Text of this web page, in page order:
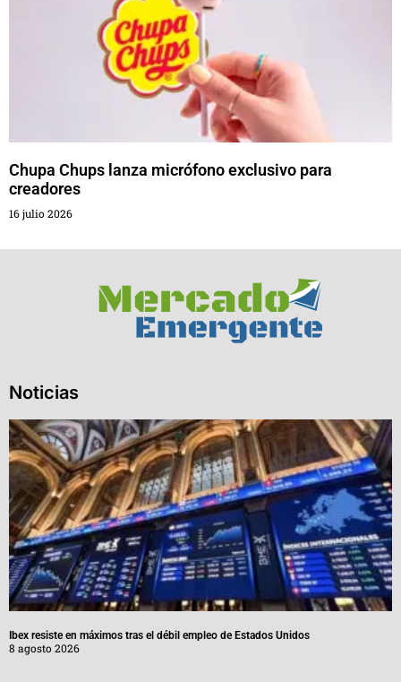
Chupa Chups lanza micrófono exclusivo para
creadores
16 julio 2026
Noticias
Ibex resiste en máximos tras el débil empleo de Estados Unidos
8 agosto 2026